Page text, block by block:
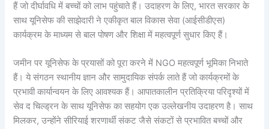
हैं जो दीर्घावधि में बच्चों को लाभ पहुंचाते हैं। उदाहरण के लिए, भारत सरकार के
साथ यूनिसेफ की साझेदारी ने एकीकृत बाल विकास सेवा (आईसीडीएस)
कार्यक्रम के माध्यम से बाल पोषण और शिक्षा में महत्वपूर्ण सुधार किए हैं।
जमीन पर यूनिसेफ के प्रयासों को पूरा करने में NGO महत्वपूर्ण भूमिका निभाते
हैं। ये संगठन स्थानीय ज्ञान और सामुदायिक संपर्क लाते हैं जो कार्यक्रमों के
प्रभावी कार्यान्वयन के लिए आवश्यक हैं। आपातकालीन प्रतिक्रिया परिदृश्यों में
सेव द चिल्ड्रन के साथ यूनिसेफ का सहयोग एक उल्लेखनीय उदाहरण है। साथ
मिलकर, उन्होंने सीरियाई शरणार्थी संकट जैसे संकटों से प्रभावित बच्चों और